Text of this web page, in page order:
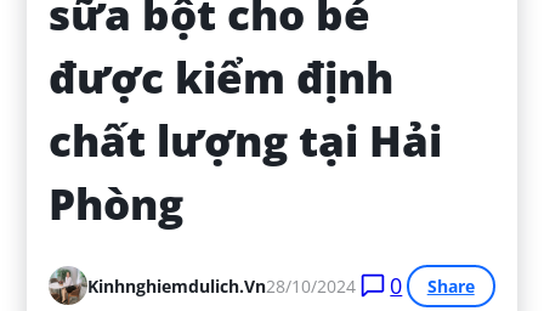
sữa bột cho bé
được kiểm định
chất lượng tại Hải
Phòng
Kinhnghiemdulich.vn28/10/2024 0 Share